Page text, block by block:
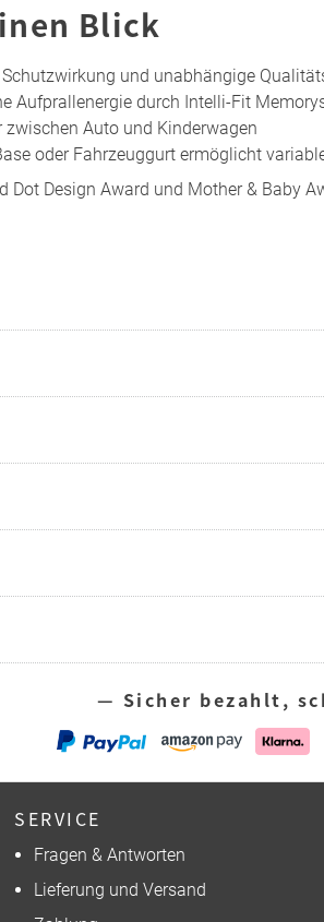
Blick
und unabhängige
Aufprallenergie durch Intelli-Fit
Auto und Kinderwagen
oder Fahrzeuggurt ermöglicht
Dot Design Award und Mother & Baby
— Sicher bezahlt,
SERVICE
Fragen & Antworten
Lieferung und Versand